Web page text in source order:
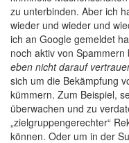
zu unterbinden. Aber ich
wieder und wieder und
ich an Google gemeldet
noch aktiv von
eben nicht darauf
sich um die Bekämpfung
kümmern. Zum Beispiel,
überwachen und zu
„zielgruppengerechter“
können. Oder um in der